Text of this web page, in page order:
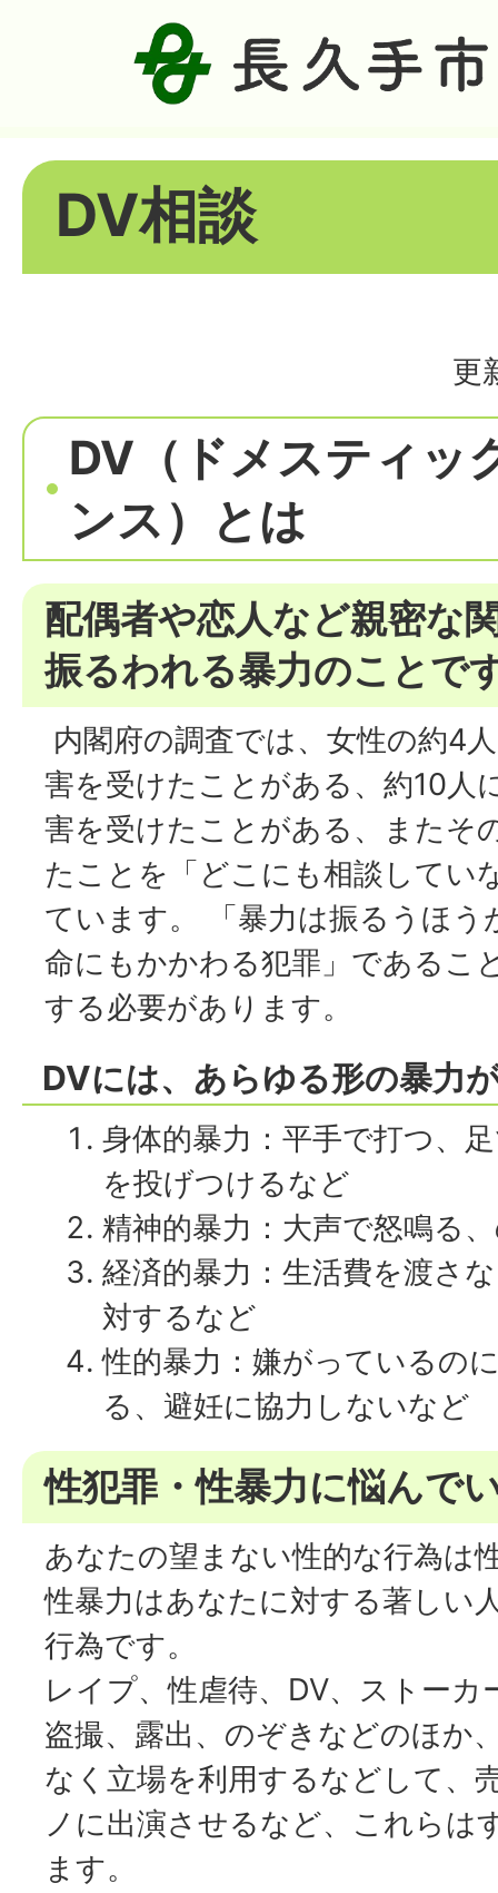
DV相談
更
DV（ドメスティッ
ンス）とは
配偶者や恋人など親密な
振るわれる暴力のことで
内閣府の調査では、女性の約4
害を受けたことがある、約10人
害を受けたことがある、またそ
たことを「どこにも相談してい
ています。 「暴力は振るうほう
命にもかかわる犯罪」であるこ
する必要があります。
DVには、あらゆる形の暴力
身体的暴力：平手で打つ、
を投げつけるなど
精神的暴力：大声で怒鳴る
経済的暴力：生活費を渡さ
対するなど
性的暴力：嫌がっているの
る、避妊に協力しないなど
性犯罪・性暴力に悩んで
あなたの望まない性的な行為は
性暴力はあなたに対する著しい
行為です。
レイプ、性虐待、DV、ストー
盗撮、露出、のぞきなどのほか
なく立場を利用するなどして、
ノに出演させるなど、これらは
ます。